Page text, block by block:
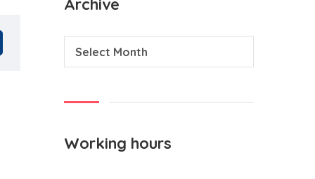
Select Month
Working hours